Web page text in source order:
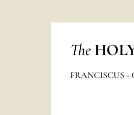
The
FRANCISCUS -